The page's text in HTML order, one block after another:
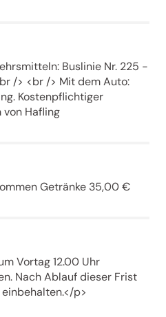
Buslinie Nr. 225 -
/> <br /> Mit dem Auto:
Kostenpflichtiger
von Hafling
Getränke 35,00 €
Vortag 12.00 Uhr
Nach Ablauf dieser Frist
p>